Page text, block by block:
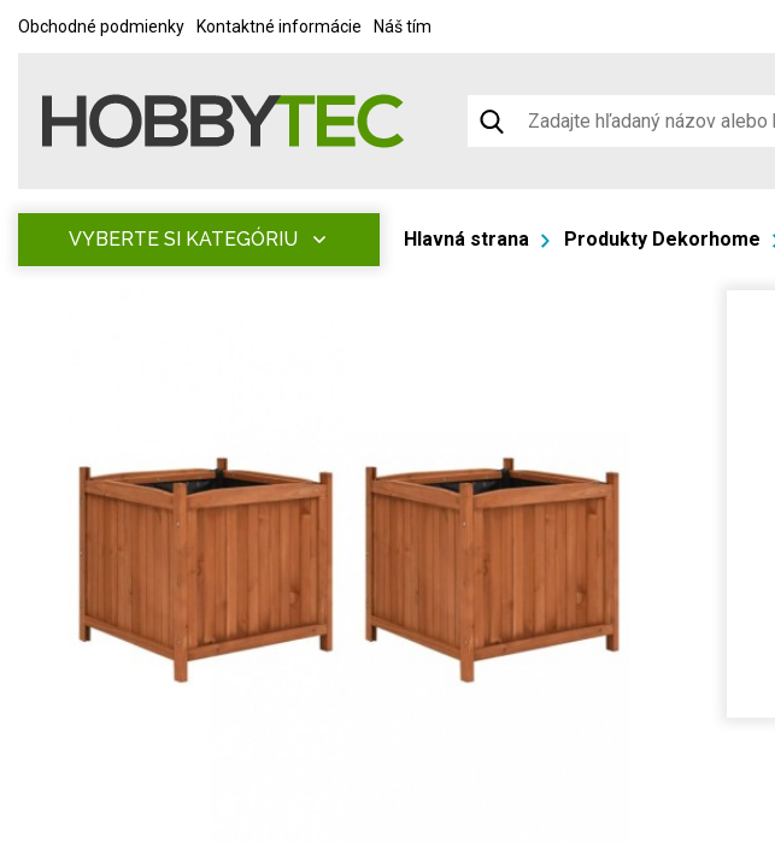
Obchodné podmienky Kontaktné informácie Náš tím
VYBERTE SI KATEGÓRIU Hlavná strana Produkty Dekorhome